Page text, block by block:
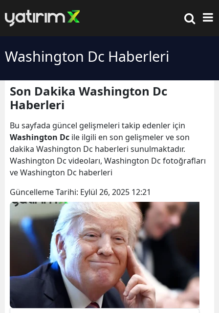
Washington Dc Haberleri
Son Dakika Washington Dc
Haberleri
Bu sayfada güncel gelişmeleri takip edenler için
Washington Dc ile ilgili en son gelişmeler ve son
dakika Washington Dc haberleri sunulmaktadır.
Washington Dc videoları, Washington Dc fotoğrafları
ve Washington Dc haberleri
Güncelleme Tarihi: Eylül 26, 2025 12:21